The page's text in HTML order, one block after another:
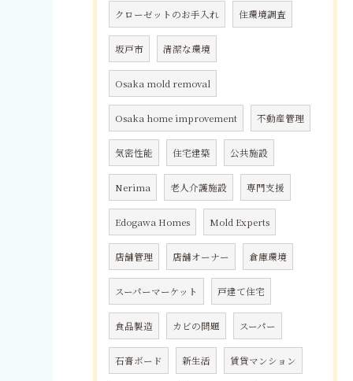
クローゼットのお手入れ 住環境調査
坂戸市 清潔な環境
Osaka mold removal
Osaka home improvement 不動産管理
気密性能 住宅建築 公共施設
Nerima 老人介護施設 専門支援
Edogawa Homes Mold Experts
店舗管理 店舗オーナー 倉庫環境
スーパーマーケット 戸建て住宅
食品製造 カビの問題 スーパー
石膏ボード 新生活 賃貸マンション